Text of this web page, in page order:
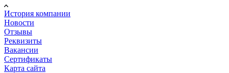
История компании
Новости
Отзывы
Реквизиты
Вакансии
Сертификаты
Карта сайта